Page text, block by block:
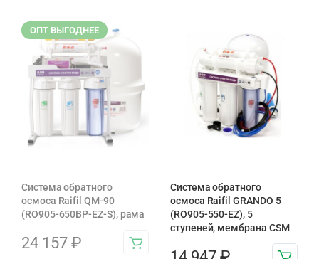
ОПТ ВЫГОДНЕЕ
Система обратного
осмоса Raifil QM-90
(RO905-650BP-EZ-S), рама
24 157 ₽
Система обратного
осмоса Raifil GRANDO 5
(RO905-550-EZ), 5
ступеней, мембрана CSM